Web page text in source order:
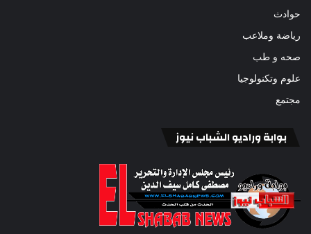
حوادث
رياضة وملاعب
صحه و طب
علوم وتكنولوجيا
مجتمع
بوابة وراديو الشباب نيوز